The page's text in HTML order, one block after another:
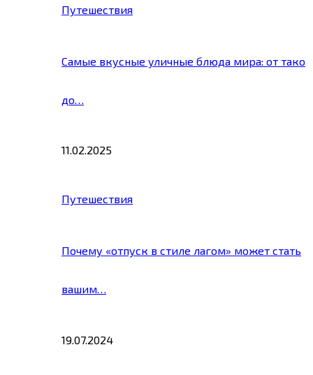
Путешествия
Самые вкусные уличные блюда мира: от тако
до…
11.02.2025
Путешествия
Почему «отпуск в стиле лагом» может стать
вашим…
19.07.2024